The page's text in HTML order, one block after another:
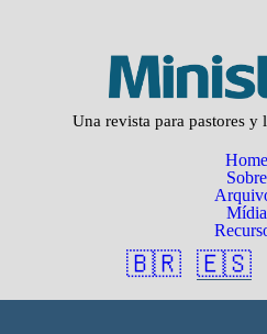
Una revista para pastores y
Home
Sobre
Mídia
🇧🇷 🇪🇸